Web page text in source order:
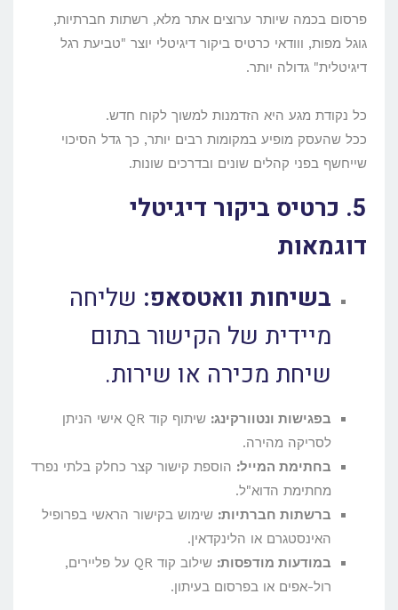
פרסום בכמה שיותר ערוצים אתר מלא, רשתות חברתיות,
גוגל מפות, ווודאי כרטיס ביקור דיגיטלי יוצר "טביעת רגל
דיגיטלית" גדולה יותר.
כל נקודת מגע היא הזדמנות למשוך לקוח חדש.
ככל שהעסק מופיע במקומות רבים יותר, כך גדל הסיכוי
שייחשף בפני קהלים שונים ובדרכים שונות.
5. כרטיס ביקור דיגיטלי
דוגמאות
בשיחות וואטסאפ: שליחה
מיידית של הקישור בתום
שיחת מכירה או שירות.
בפגישות ונטוורקינג:
שיתוף קוד QR אישי הניתן
לסריקה מהירה.
בחתימת המייל: הוספת קישור קצר כחלק בלתי נפרד
מחתימת הדוא"ל.
ברשתות חברתיות: שימוש בקישור הראשי בפרופיל
האינסטגרם או הלינקדאין.
במודעות מודפסות:
שילוב קוד QR על פליירים,
רול-אפים או בפרסום בעיתון.